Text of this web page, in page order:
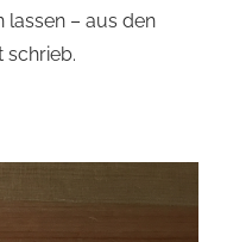
lassen – aus den
schrieb.